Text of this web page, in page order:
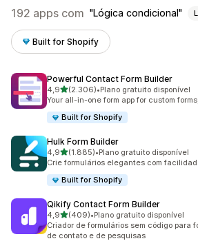
192 apps com Lógica condicional
Built for Shopify
Powerful Contact Form Builder
4,9de 5 estrelas
(2.306)
2306 avaliações ao todo
•Plano gratuito disponível
Your all-in-one form app for custom
Built for Shopify
Hulk Form Builder
4,9de 5 estrelas
(1.885)
1885 avaliações ao todo
•Plano gratuito disponível
Crie formulários elegantes com
Built for Shopify
Qikify Contact Form Builder
4,9de 5 estrelas
(409)
409 avaliações ao todo
•Plano gratuito disponível
Criador de formulários sem código para
de contato e de pesquisas